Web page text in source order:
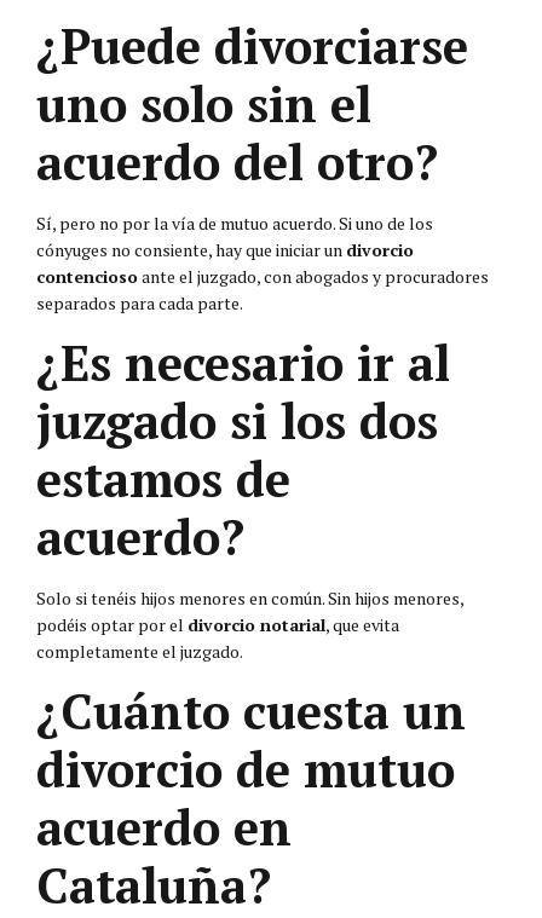
¿Puede divorciarse
uno solo sin el
acuerdo del otro?
Sí, pero no por la vía de mutuo acuerdo. Si uno de los
cónyuges no consiente, hay que iniciar un divorcio
contenciosoante el juzgado, con abogados y procuradores
separados para cada parte.
¿Es necesario ir al
juzgado si los dos
estamos de
acuerdo?
Solo si tenéis hijos menores en común. Sin hijos menores,
podéis optar por el divorcio notarial, que evita
completamente el juzgado.
¿Cuánto cuesta un
divorcio de mutuo
acuerdo en
Cataluña?